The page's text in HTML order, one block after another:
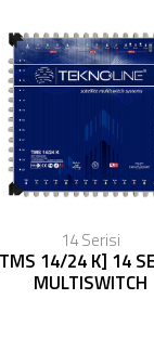
14 Serisi
14/24 K] 14
MULTISWITCH